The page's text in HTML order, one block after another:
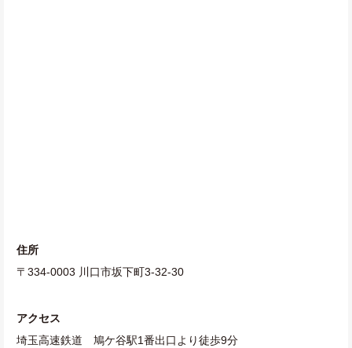
住所
〒334-0003 川口市坂下町3-32-30
アクセス
埼玉高速鉄道 鳩ケ谷駅1番出口より徒歩9分